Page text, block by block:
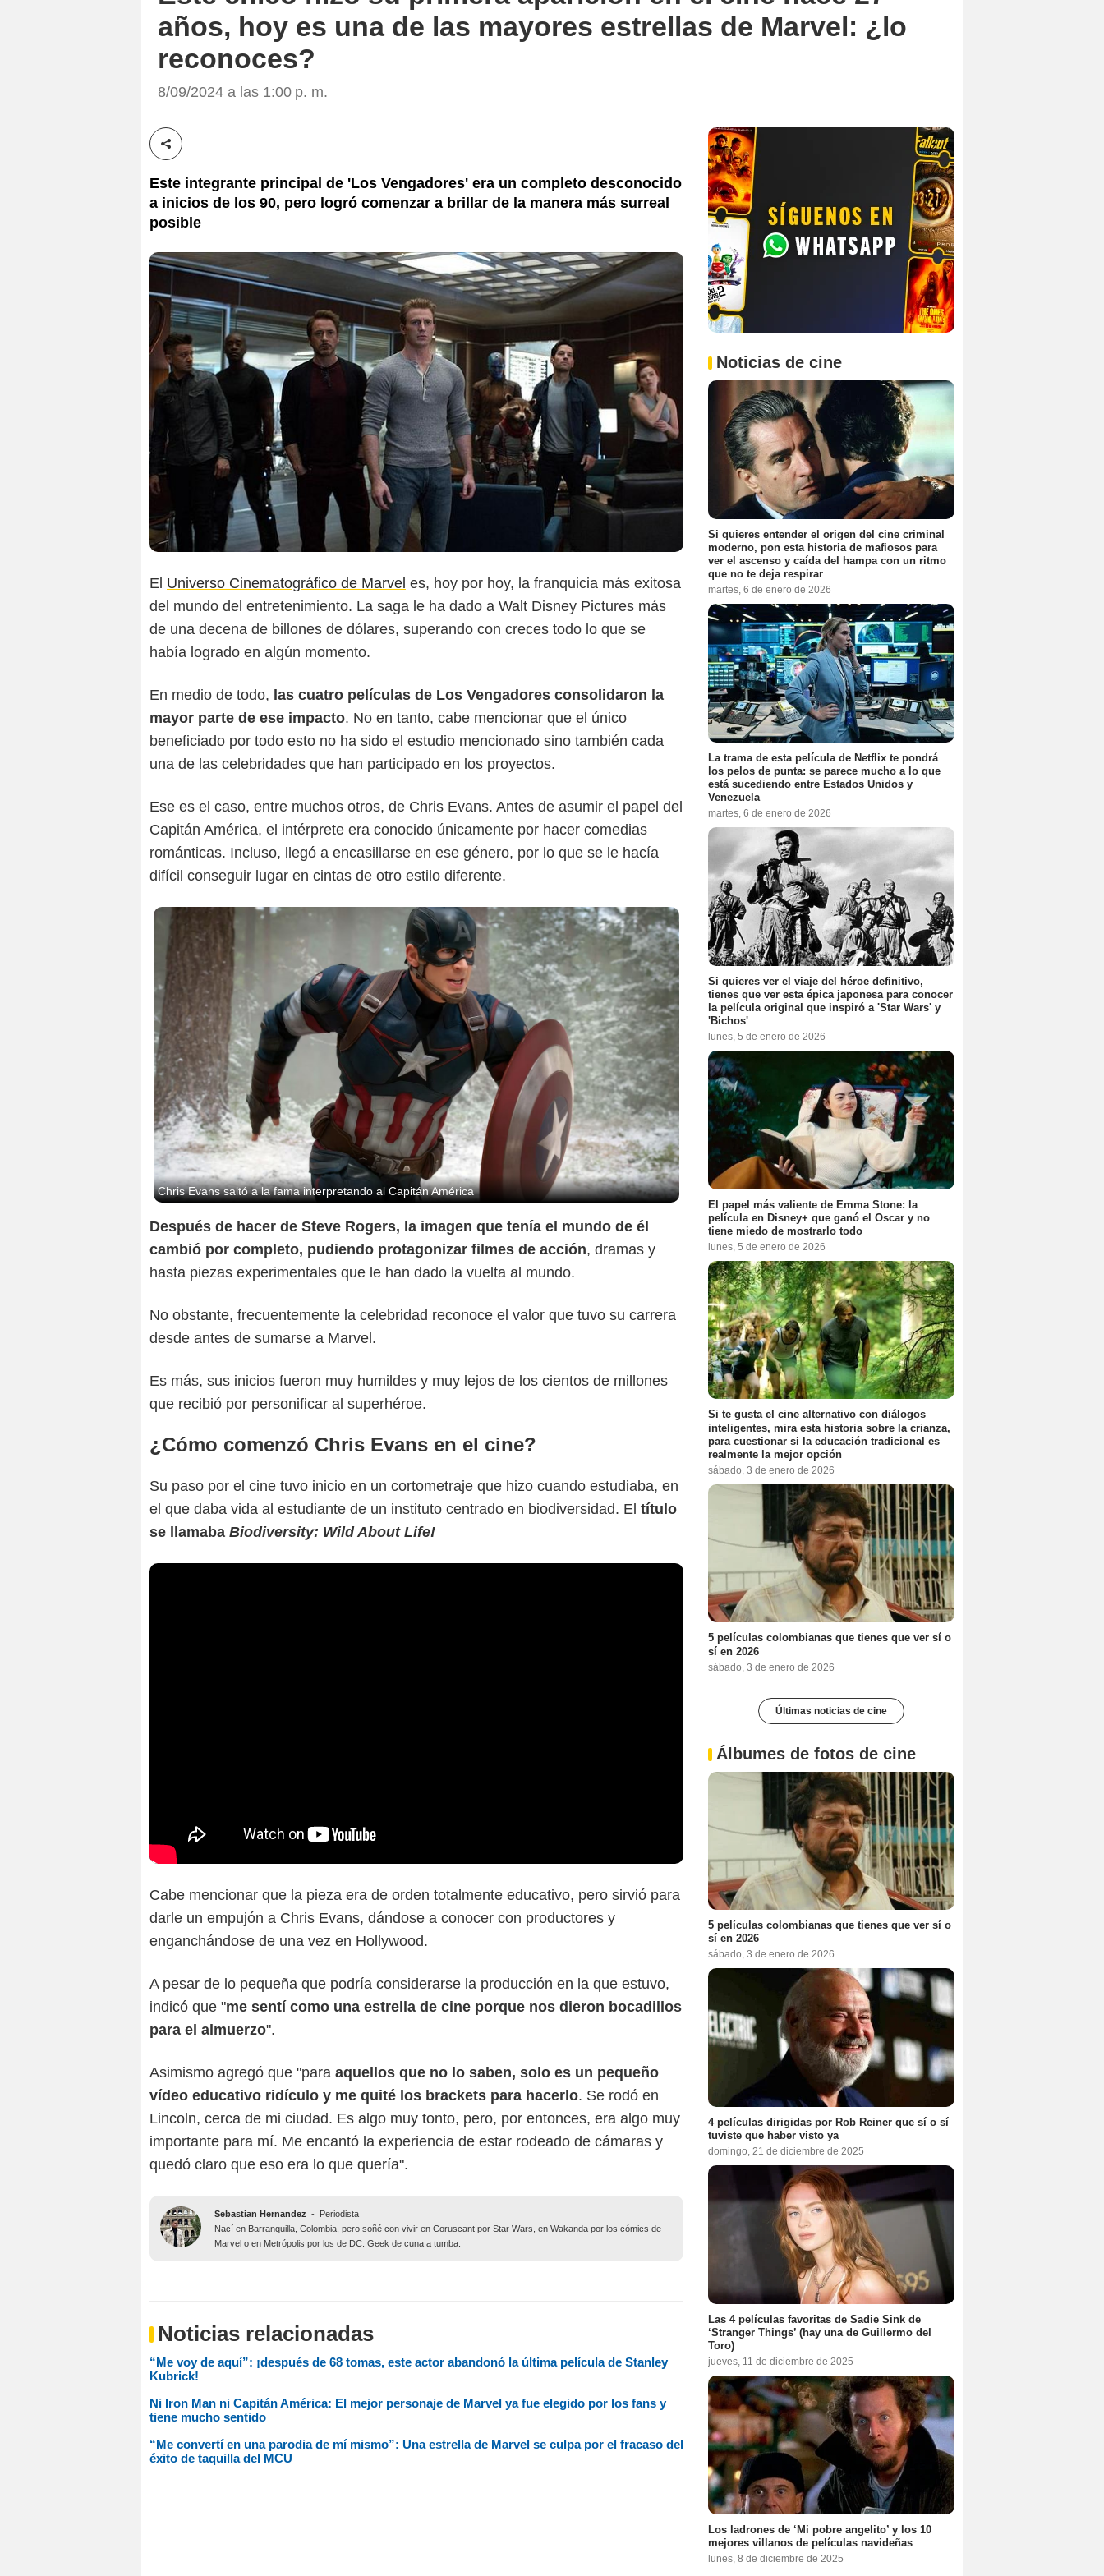
años, hoy es una de las mayores estrellas de Marvel: ¿lo
reconoces?
8/09/2024 a las 1:00 p. m.
Compartir esta noticia
Este integrante principal de 'Los Vengadores' era un completo desconocido
a inicios de los 90, pero logró comenzar a brillar de la manera más surreal
posible
El Universo Cinematográfico de Marvel es, hoy por hoy, la franquicia más exitosa
del mundo del entretenimiento. La saga le ha dado a Walt Disney Pictures más
de una decena de billones de dólares, superando con creces todo lo que se
había logrado en algún momento.
En medio de todo, las cuatro películas de Los Vengadores consolidaron la
mayor parte de ese impacto. No en tanto, cabe mencionar que el único
beneficiado por todo esto no ha sido el estudio mencionado sino también cada
una de las celebridades que han participado en los proyectos.
Ese es el caso, entre muchos otros, de Chris Evans. Antes de asumir el papel del
Capitán América, el intérprete era conocido únicamente por hacer comedias
románticas. Incluso, llegó a encasillarse en ese género, por lo que se le hacía
difícil conseguir lugar en cintas de otro estilo diferente.
Chris Evans saltó a la fama interpretando al Capitán América
Después de hacer de Steve Rogers, la imagen que tenía el mundo de él
cambió por completo, pudiendo protagonizar filmes de acción, dramas y
hasta piezas experimentales que le han dado la vuelta al mundo.
No obstante, frecuentemente la celebridad reconoce el valor que tuvo su carrera
desde antes de sumarse a Marvel.
Es más, sus inicios fueron muy humildes y muy lejos de los cientos de millones
que recibió por personificar al superhéroe.
¿Cómo comenzó Chris Evans en el cine?
Su paso por el cine tuvo inicio en un cortometraje que hizo cuando estudiaba, en
el que daba vida al estudiante de un instituto centrado en biodiversidad. El título
se llamaba Biodiversity: Wild About Life!
Cabe mencionar que la pieza era de orden totalmente educativo, pero sirvió para
darle un empujón a Chris Evans, dándose a conocer con productores y
enganchándose de una vez en Hollywood.
A pesar de lo pequeña que podría considerarse la producción en la que estuvo,
indicó que "me sentí como una estrella de cine porque nos dieron bocadillos
para el almuerzo".
Asimismo agregó que "para aquellos que no lo saben, solo es un pequeño
vídeo educativo ridículo y me quité los brackets para hacerlo. Se rodó en
Lincoln, cerca de mi ciudad. Es algo muy tonto, pero, por entonces, era algo muy
importante para mí. Me encantó la experiencia de estar rodeado de cámaras y
quedó claro que eso era lo que quería".
Sebastian Hernandez - Periodista
Nací en Barranquilla, Colombia, pero soñé con vivir en Coruscant por Star Wars, en Wakanda por los cómics de
Marvel o en Metrópolis por los de DC. Geek de cuna a tumba.
Noticias relacionadas
“Me voy de aquí”: ¡después de 68 tomas, este actor abandonó la última película de Stanley
Kubrick!
Ni Iron Man ni Capitán América: El mejor personaje de Marvel ya fue elegido por los fans y
tiene mucho sentido
“Me convertí en una parodia de mí mismo”: Una estrella de Marvel se culpa por el fracaso del
éxito de taquilla del MCU
Noticias de cine
Si quieres entender el origen del cine criminal
moderno, pon esta historia de mafiosos para
ver el ascenso y caída del hampa con un ritmo
que no te deja respirar
martes, 6 de enero de 2026
La trama de esta película de Netflix te pondrá
los pelos de punta: se parece mucho a lo que
está sucediendo entre Estados Unidos y
Venezuela
martes, 6 de enero de 2026
Si quieres ver el viaje del héroe definitivo,
tienes que ver esta épica japonesa para conocer
la película original que inspiró a 'Star Wars' y
'Bichos'
lunes, 5 de enero de 2026
El papel más valiente de Emma Stone: la
película en Disney+ que ganó el Oscar y no
tiene miedo de mostrarlo todo
lunes, 5 de enero de 2026
Si te gusta el cine alternativo con diálogos
inteligentes, mira esta historia sobre la crianza,
para cuestionar si la educación tradicional es
realmente la mejor opción
sábado, 3 de enero de 2026
5 películas colombianas que tienes que ver sí o
sí en 2026
sábado, 3 de enero de 2026
Últimas noticias de cine
Álbumes de fotos de cine
5 películas colombianas que tienes que ver sí o
sí en 2026
sábado, 3 de enero de 2026
4 películas dirigidas por Rob Reiner que sí o sí
tuviste que haber visto ya
domingo, 21 de diciembre de 2025
Las 4 películas favoritas de Sadie Sink de
‘Stranger Things’ (hay una de Guillermo del
Toro)
jueves, 11 de diciembre de 2025
Los ladrones de ‘Mi pobre angelito’ y los 10
mejores villanos de películas navideñas
lunes, 8 de diciembre de 2025